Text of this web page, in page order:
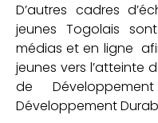
D’autres cadres
jeunes Togolais
médias et en ligne
jeunes vers l’atteinte
de
Développement